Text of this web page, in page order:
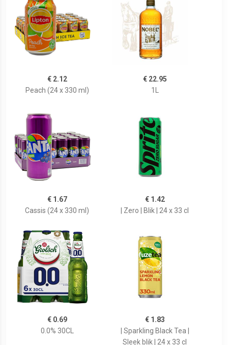
€ 2.12
Peach (24 x 330 ml)
€ 22.95
1L
€ 1.67
Cassis (24 x 330 ml)
€ 1.42
| Zero | Blik | 24 x 33 cl
€ 0.69
0.0% 30CL
€ 1.83
| Sparkling Black Tea |
Sleek blik | 24 x 33 cl